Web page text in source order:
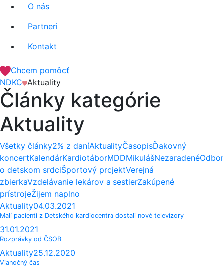
O nás
Partneri
Kontakt
Chcem pomôcť
NDKC Aktuality
Články kategórie
Aktuality
Všetky články2% z daníAktualityČasopisĎakovný
koncertKalendárKardiotáborMDDMikulášNezaradené
o detskom srdciŠportový projektVerejná
zbierkaVzdelávanie lekárov a sestierZakúpené
prístrojeŽijem naplno
Aktuality04.03.2021
Malí pacienti z Detského kardiocentra dostali nové televízory
31.01.2021
Rozprávky od ČSOB
Aktuality25.12.2020
Vianočný čas